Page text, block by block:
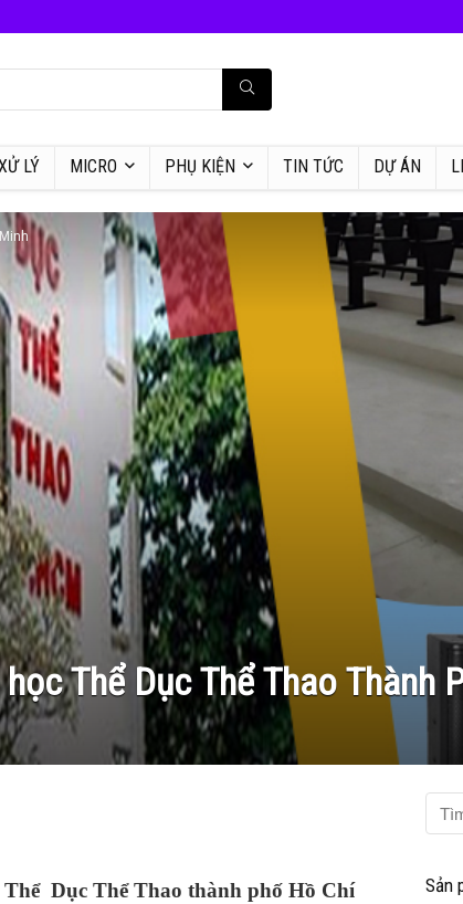
LÝ MICRO PHỤ KIỆN TIN TỨC DỰ ÁN
Thể Dục Thể Thao Thành
Dục Thể Thao thành phố Hồ Chí
Sản